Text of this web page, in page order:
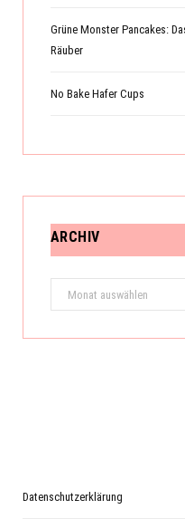
Grüne Monster Pancakes:
Räuber
No Bake Hafer Cups
ARCHIV
Archiv
Datenschutzerklärung